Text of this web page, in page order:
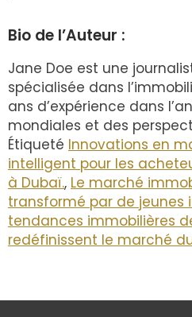
Bio de l’Auteur :
Jane Doe est une
spécialisée dans
ans d’expérience dans
mondiales et des
Étiqueté Innovations en
intelligent pour les
à Dubaï., Le marché
transformé par de jeunes
tendances immobilières
redéfinissent le marché